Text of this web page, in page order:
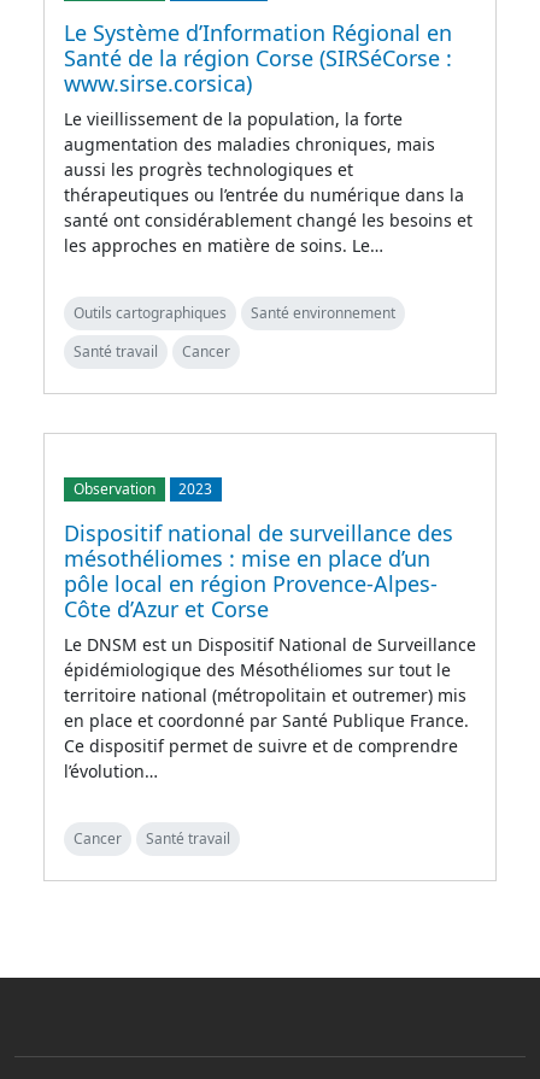
Le Système d’Information Régional en
Santé de la région Corse (SIRSéCorse :
www.sirse.corsica)
Le vieillissement de la population, la forte
augmentation des maladies chroniques, mais
aussi les progrès technologiques et
thérapeutiques ou l’entrée du numérique dans la
santé ont considérablement changé les besoins et
les approches en matière de soins. Le…
Outils cartographiques
Santé environnement
Santé travail
Cancer
Observation 2023
Dispositif national de surveillance des
mésothéliomes : mise en place d’un
pôle local en région Provence-Alpes-
Côte d’Azur et Corse
Le DNSM est un Dispositif National de Surveillance
épidémiologique des Mésothéliomes sur tout le
territoire national (métropolitain et outremer) mis
en place et coordonné par Santé Publique France.
Ce dispositif permet de suivre et de comprendre
l’évolution…
Cancer Santé travail